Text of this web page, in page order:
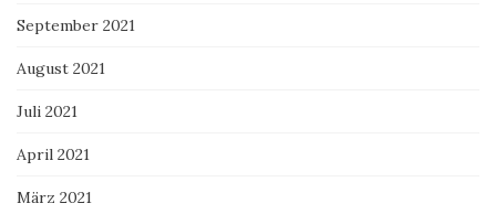
September 2021
August 2021
Juli 2021
April 2021
März 2021